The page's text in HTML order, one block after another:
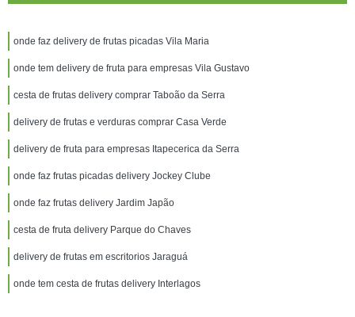
onde faz delivery de frutas picadas Vila Maria
onde tem delivery de fruta para empresas Vila Gustavo
cesta de frutas delivery comprar Taboão da Serra
delivery de frutas e verduras comprar Casa Verde
delivery de fruta para empresas Itapecerica da Serra
onde faz frutas picadas delivery Jockey Clube
onde faz frutas delivery Jardim Japão
cesta de fruta delivery Parque do Chaves
delivery de frutas em escritorios Jaraguá
onde tem cesta de frutas delivery Interlagos